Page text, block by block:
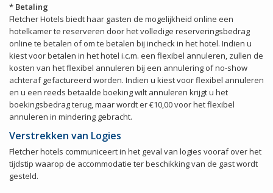
* Betaling
Fletcher Hotels biedt haar gasten de mogelijkheid online een
hotelkamer te reserveren door het volledige reserveringsbedrag
online te betalen of om te betalen bij incheck in het hotel. Indien u
kiest voor betalen in het hotel i.c.m. een flexibel annuleren, zullen de
kosten van het flexibel annuleren bij een annulering of no-show
achteraf gefactureerd worden. Indien u kiest voor flexibel annuleren
en u een reeds betaalde boeking wilt annuleren krijgt u het
boekingsbedrag terug, maar wordt er €10,00 voor het flexibel
annuleren in mindering gebracht.
Verstrekken van Logies
Fletcher hotels communiceert in het geval van logies vooraf over het
tijdstip waarop de accommodatie ter beschikking van de gast wordt
gesteld.